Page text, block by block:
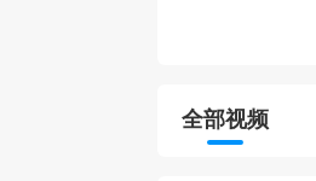
全部视频